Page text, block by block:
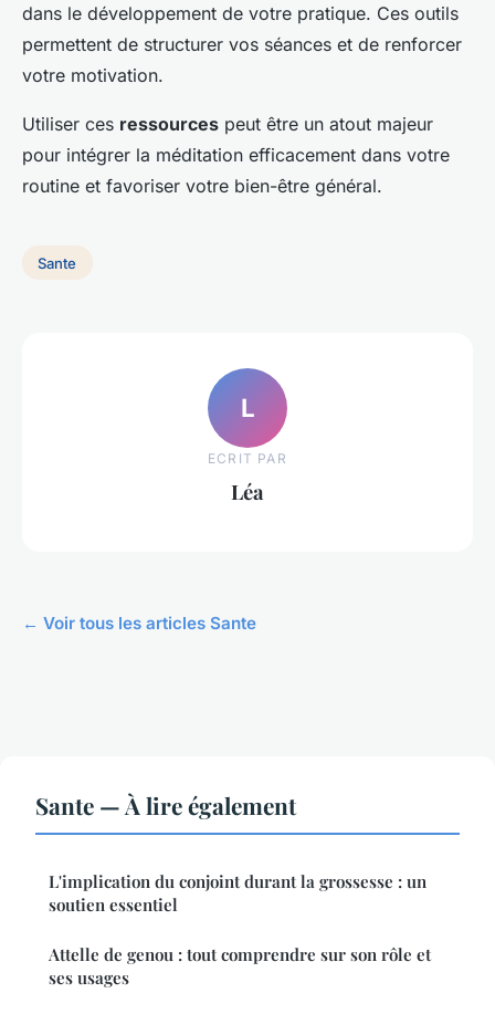
dans le développement de votre pratique. Ces outils
permettent de structurer vos séances et de renforcer
votre motivation.
Utiliser ces ressources peut être un atout majeur
pour intégrer la méditation efficacement dans votre
routine et favoriser votre bien-être général.
Sante
L
ECRIT PAR
Léa
← Voir tous les articles Sante
Sante — À lire également
L'implication du conjoint durant la grossesse : un
soutien essentiel
Attelle de genou : tout comprendre sur son rôle et
ses usages